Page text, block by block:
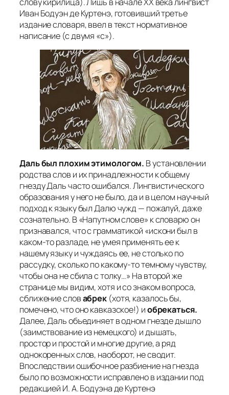
Иван Бодуэн де Куртенэ, готовивший третье
издание словаря, ввел в текст нормативное
написание (с двумя «с»).
Даль был плохим этимологом. В установлении
родства слов и их принадлежности к общему
гнезду Даль часто ошибался. Лингвистического
образования у него не было, да и в целом научный
подход к языку был Далю чужд — пожалуй, даже
сознательно. В «Напутном слове» к словарю он
признавался, что с грамматикой «искони был в
каком-то разладе, не умея применять ее к
нашему языку и чуждаясь ее, не столько по
рассудку, сколько по какому-то темному чувству,
чтобы она не сбила с толку…» На второй же
странице мы видим, хотя и со знаком вопроса,
сближение словабрек (хотя, казалось бы,
помечено, что оно кавказское!) иобрекаться.
Далее, Даль объединяет в одном гнезде дышло
(заимствование из немецкого) и дышать,
простор и простой и многие другие, а ряд
однокоренных слов, наоборот, не сводит.
Впоследствии ошибочное разбиение на гнезда
было по возможности исправлено в издании под
редакцией И. А. Бодуэна де Куртенэ